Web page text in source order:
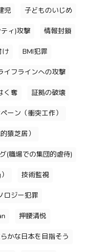
児 子どものいじめ
ィ)攻撃 情報封鎖
け BMI犯罪
イフラインへの攻撃
く奪 証拠の破壊
ーン（衝突工作）
猿芝居）
(職場での集団的虐待)
技術監視
ロジー犯罪
押腰清悦
かな日本を目指そう